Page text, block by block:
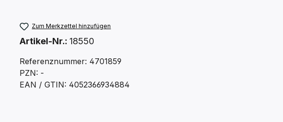
Zum Merkzettel hinzufügen
Artikel-Nr.: 18550
Referenznummer: 4701859
PZN: -
EAN / GTIN: 4052366934884